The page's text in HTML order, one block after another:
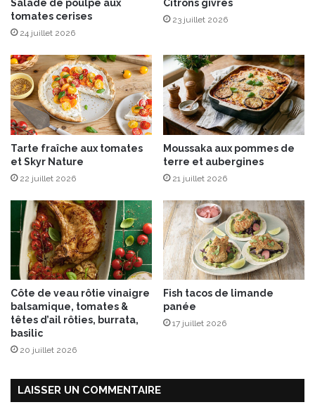
F
o
e
G
r
a
s
i
s
e
g
r
i
o
t
t
e
s
f
t
r
a
c
c
l
Salade de poulpe aux
tomates cerises
24 juillet 2026
Citrons givrés
23 juillet 2026
Tarte fraîche aux tomates
et Skyr Nature
22 juillet 2026
Moussaka aux pommes de
terre et aubergines
21 juillet 2026
Côte de veau rôtie vinaigre
balsamique, tomates &
têtes d’ail rôties, burrata,
basilic
20 juillet 2026
Fish tacos de limande
panée
17 juillet 2026
LAISSER UN COMMENTAIRE